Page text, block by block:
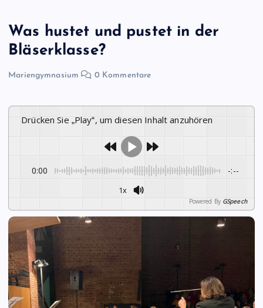
Was hustet und pustet in der
Bläserklasse?
Mariengymnasium 0 Kommentare
Drücken Sie „Play“, um diesen Inhalt anzuhören
0:00 -:--
1x
Powered By GSpeech